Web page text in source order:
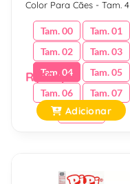
Color Para Cães - Tam. 4
Tam. 00
Tam. 01
Tam. 02
Tam. 03
Tam. 04
Tam. 05
Tam. 06
Tam. 07
Tam. 08
R$104,69
Adicionar